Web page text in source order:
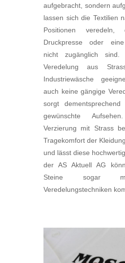
aufgebracht, sondern
lassen sich die Textilien
Positionen
Druckpresse oder eine
nicht zugänglich
Veredelung aus
Industriewäsche
auch keine gängige
sorgt
gewünschte
Verzierung mit Strass
Tragekomfort der
und lässt diese
der AS Aktuell AG
Steine sogar
Veredelungstechniken